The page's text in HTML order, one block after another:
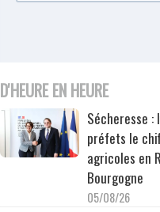
D'HEURE EN HEURE
Sécheresse :
préfets le
agricoles en
Bourgogne
05/08/26